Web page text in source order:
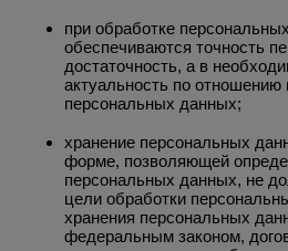
при обработке
обеспечиваются точность
достаточность, а в
актуальность по отношению
персональных данных;
хранение персональных
форме, позволяющей
персональных данных, не
цели обработки
хранения персональных
федеральным законом,